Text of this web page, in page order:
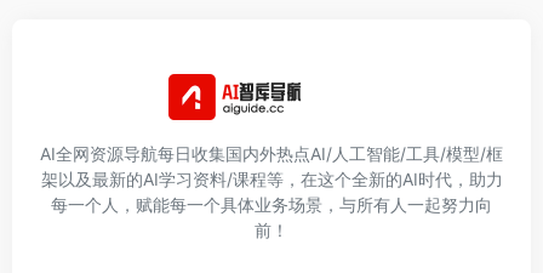
AI全网资源导航每日收集国内外热点AI/人工智能/工具/模型/框
架以及最新的AI学习资料/课程等，在这个全新的AI时代，助力
每一个人，赋能每一个具体业务场景，与所有人一起努力向
前！